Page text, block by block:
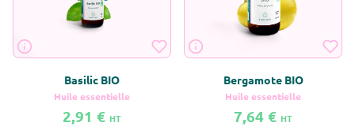
Basilic BIO
Huile essentielle
2,91 € HT
Bergamote BIO
Huile essentielle
7,64 € HT